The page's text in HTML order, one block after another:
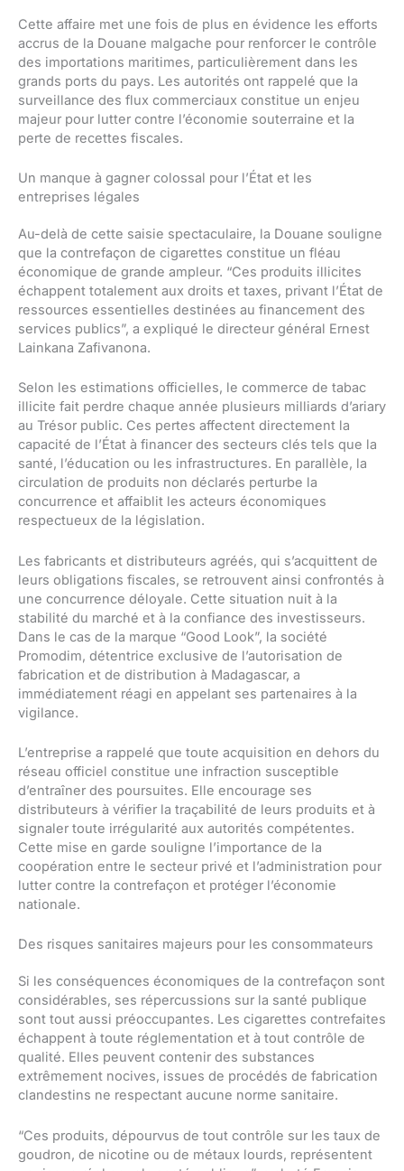
Cette affaire met une fois de plus en évidence les efforts
accrus de la Douane malgache pour renforcer le contrôle
des importations maritimes, particulièrement dans les
grands ports du pays. Les autorités ont rappelé que la
surveillance des flux commerciaux constitue un enjeu
majeur pour lutter contre l’économie souterraine et la
perte de recettes fiscales.
Un manque à gagner colossal pour l’État et les
entreprises légales
Au-delà de cette saisie spectaculaire, la Douane souligne
que la contrefaçon de cigarettes constitue un fléau
économique de grande ampleur. “Ces produits illicites
échappent totalement aux droits et taxes, privant l’État de
ressources essentielles destinées au financement des
services publics”, a expliqué le directeur général Ernest
Lainkana Zafivanona.
Selon les estimations officielles, le commerce de tabac
illicite fait perdre chaque année plusieurs milliards d’ariary
au Trésor public. Ces pertes affectent directement la
capacité de l’État à financer des secteurs clés tels que la
santé, l’éducation ou les infrastructures. En parallèle, la
circulation de produits non déclarés perturbe la
concurrence et affaiblit les acteurs économiques
respectueux de la législation.
Les fabricants et distributeurs agréés, qui s’acquittent de
leurs obligations fiscales, se retrouvent ainsi confrontés à
une concurrence déloyale. Cette situation nuit à la
stabilité du marché et à la confiance des investisseurs.
Dans le cas de la marque “Good Look”, la société
Promodim, détentrice exclusive de l’autorisation de
fabrication et de distribution à Madagascar, a
immédiatement réagi en appelant ses partenaires à la
vigilance.
L’entreprise a rappelé que toute acquisition en dehors du
réseau officiel constitue une infraction susceptible
d’entraîner des poursuites. Elle encourage ses
distributeurs à vérifier la traçabilité de leurs produits et à
signaler toute irrégularité aux autorités compétentes.
Cette mise en garde souligne l’importance de la
coopération entre le secteur privé et l’administration pour
lutter contre la contrefaçon et protéger l’économie
nationale.
Des risques sanitaires majeurs pour les consommateurs
Si les conséquences économiques de la contrefaçon sont
considérables, ses répercussions sur la santé publique
sont tout aussi préoccupantes. Les cigarettes contrefaites
échappent à toute réglementation et à tout contrôle de
qualité. Elles peuvent contenir des substances
extrêmement nocives, issues de procédés de fabrication
clandestins ne respectant aucune norme sanitaire.
“Ces produits, dépourvus de tout contrôle sur les taux de
goudron, de nicotine ou de métaux lourds, représentent